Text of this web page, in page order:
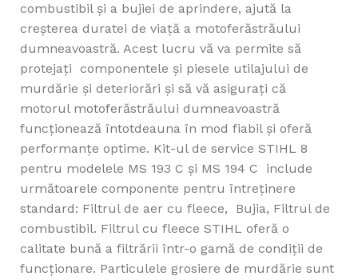
combustibil și a bujiei de aprindere, ajută la
creșterea duratei de viață a motoferăstrăului
dumneavoastră. Acest lucru vă va permite să
protejați componentele și piesele utilajului de
murdărie și deteriorări și să vă asigurați că
motorul motoferăstrăului dumneavoastră
funcționează întotdeauna în mod fiabil și oferă
performanțe optime. Kit-ul de service STIHL 8
pentru modelele MS 193 C și MS 194 C include
următoarele componente pentru întreținere
standard: Filtrul de aer cu fleece, Bujia, Filtrul de
combustibil. Filtrul cu fleece STIHL oferă o
calitate bună a filtrării într-o gamă de condiții de
funcționare. Particulele grosiere de murdărie sunt